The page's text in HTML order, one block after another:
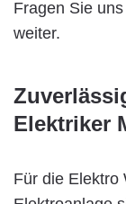
Fragen Sie
weiter.
Elektriker
Für die Elektro